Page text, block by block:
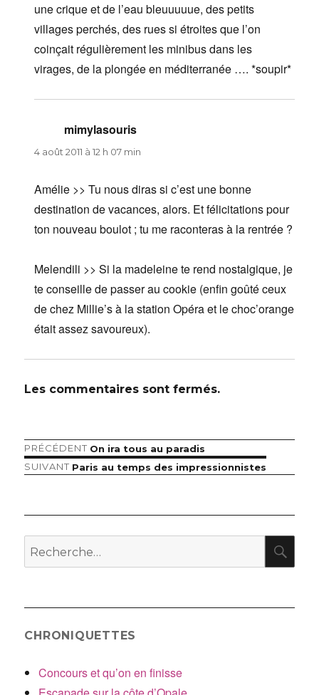
une crique et de l’eau bleuuuuue, des petits
villages perchés, des rues si étroites que l’on
coinçait régulièrement les minibus dans les
virages, de la plongée en méditerranée …. *soupir*
mimylasouris
4 août 2011 à 12 h 07 min
Amélie >> Tu nous diras si c’est une bonne
destination de vacances, alors. Et félicitations pour
ton nouveau boulot ; tu me raconteras à la rentrée ?
Melendili >> Si la madeleine te rend nostalgique, je
te conseille de passer au cookie (enfin goûté ceux
de chez Millie’s à la station Opéra et le choc’orange
était assez savoureux).
Les commentaires sont fermés.
Navigation
l’article
PRÉCÉDENT Article
précédent :
On ira tous au paradis
SUIVANT Article
Paris au temps des impressionnistes
Recherche
pour
CHRONIQUETTES
Concours et qu’on en finisse